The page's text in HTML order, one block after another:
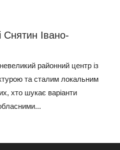
Снятин Івано-
районний центр із
та сталим локальним
хто шукає варіанти